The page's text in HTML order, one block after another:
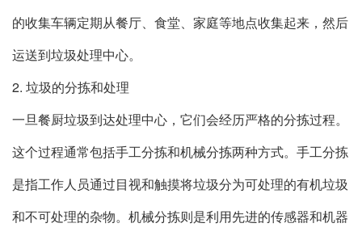
的收集车辆定期从餐厅、食堂、家庭等地点收集起来，然后
运送到垃圾处理中心。
2. 垃圾的分拣和处理
一旦餐厨垃圾到达处理中心，它们会经历严格的分拣过程。
这个过程通常包括手工分拣和机械分拣两种方式。手工分拣
是指工作人员通过目视和触摸将垃圾分为可处理的有机垃圾
和不可处理的杂物。机械分拣则是利用先进的传感器和机器